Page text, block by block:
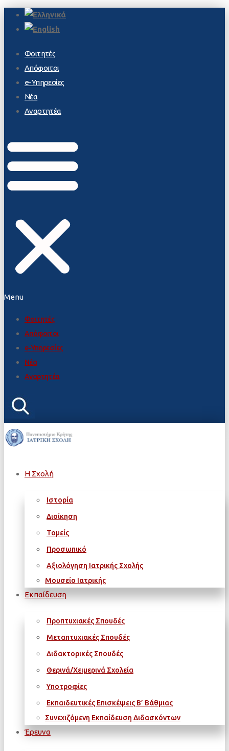
Φοιτητές
Απόφοιτοι
e-Υπηρεσίες
Νέα
Αναρτητέα
Menu
Φοιτητές
Απόφοιτοι
e-Υπηρεσίες
Νέα
Αναρτητέα
Η Σχολή
Ιστορία
Διοίκηση
Τομείς
Προσωπικό
Αξιολόγηση Ιατρικής Σχολής
Μουσείο Ιατρικής
Εκπαίδευση
Προπτυχιακές Σπουδές
Μεταπτυχιακές Σπουδές
Διδακτορικές Σπουδές
Θερινά/Χειμερινά Σχολεία
Υποτροφίες
Εκπαιδευτικές Επισκέψεις Β’ Βάθμιας
Συνεχιζόμενη Εκπαίδευση Διδασκόντων
Έρευνα